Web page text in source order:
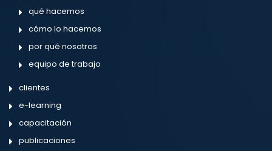
qué hacemos
cómo lo hacemos
por qué nosotros
equipo de trabajo
clientes
e-learning
capacitación
publicaciones